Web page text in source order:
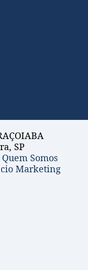
SP
Quem Somos
Marketing